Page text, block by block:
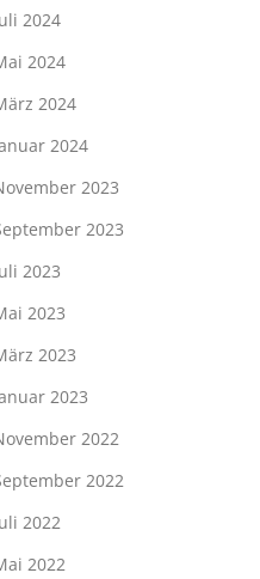
2024
2024
2024
2024
2023
2023
2023
2023
2023
2023
2022
2022
2022
2022